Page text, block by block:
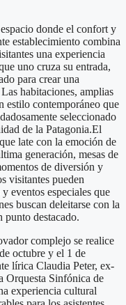
donde el confort y
establecimiento combina
una experiencia
uno cruza su entrada,
para crear una
habitaciones, amplias
estilo contemporáneo que
seleccionado
de la Patagonia.El
late con la emoción de
generación, mesas de
de diversión y
visitantes pueden
eventos especiales que
buscan deleitarse con la
punto destacado.
complejo se realice
octubre y el 1 de
lírica Claudia Peter, ex-
Orquesta Sinfónica de
experiencia cultural